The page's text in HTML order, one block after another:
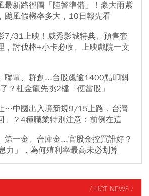
最新路徑圖「陸警準備」！豪大雨紫
颱風假機率多大，10日報先看
7/31上映！威秀影城特典、預售套
討伐棒+小卡必收、上映戲院一文
聯電、群創...台股飆逾1400點叩關
？杜金龍先挑2檔「便當股」
…中國出入境新規9/15上路，台灣
」？4種職業特別注意：前例在這
第一金、合庫金...官股金控買誰好？
力」，為何殖利率最高未必划算
/ HOT NEWS /